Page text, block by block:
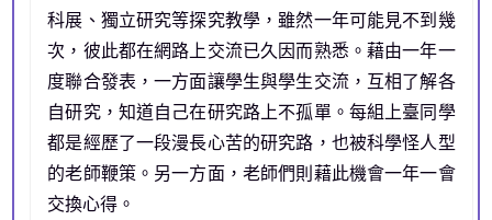
科展、獨立研究等探究教學，雖然一年可能見不到幾
次，彼此都在網路上交流已久因而熟悉。藉由一年一
度聯合發表，一方面讓學生與學生交流，互相了解各
自研究，知道自己在研究路上不孤單。每組上臺同學
都是經歷了一段漫長心苦的研究路，也被科學怪人型
的老師鞭策。另一方面，老師們則藉此機會一年一會
交換心得。